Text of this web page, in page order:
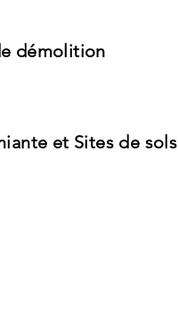
démolition
et Sites de sols